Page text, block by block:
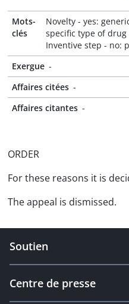
Mots-
clés
Novelty - yes:
specific type of drug
Inventive step - no:
Exergue -
Affaires citées -
Affaires citantes -
ORDER
For these reasons it is
The appeal is dismissed.
Soutien
Centre de presse